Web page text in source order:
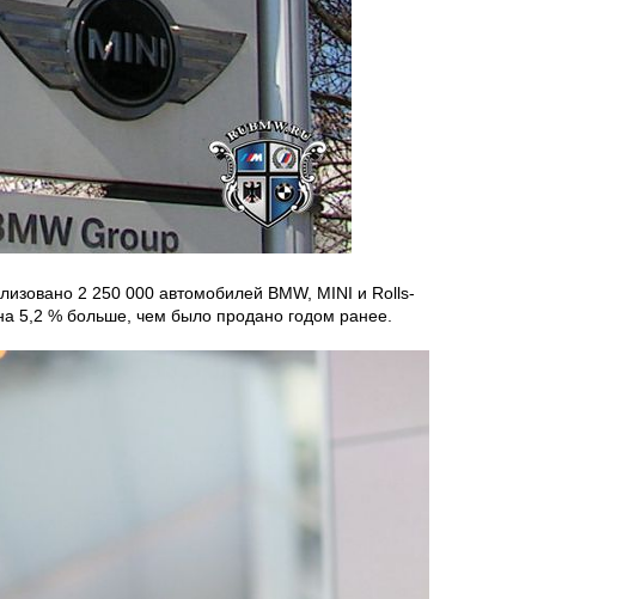
2 250 000 автомобилей BMW, MINI и Rolls-
5,2 % больше, чем было продано годом ранее.